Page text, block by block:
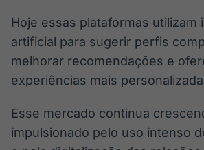
Hoje essas plataformas utilizam
artificial para sugerir perfis
melhorar recomendações e
experiências mais
Esse mercado continua
impulsionado pelo uso intenso